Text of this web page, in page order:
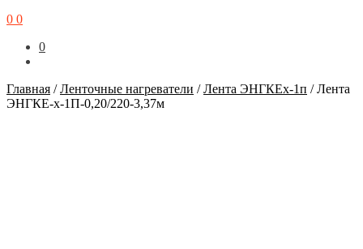
0 0
0
Главная /Ленточные нагреватели /Лента ЭНГКЕх-1п /Лента
ЭНГКЕ-х-1П-0,20/220-3,37м